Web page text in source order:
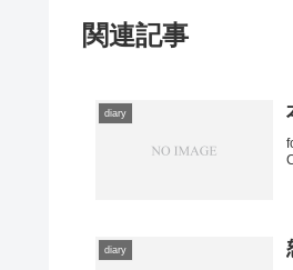
関連記事
diary
diary